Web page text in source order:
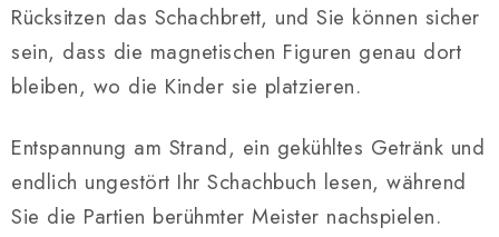
Rücksitzen das Schachbrett, und Sie können sicher
sein, dass die magnetischen Figuren genau dort
bleiben, wo die Kinder sie platzieren.
Entspannung am Strand, ein gekühltes Getränk und
endlich ungestört Ihr Schachbuch lesen, während
Sie die Partien berühmter Meister nachspielen.